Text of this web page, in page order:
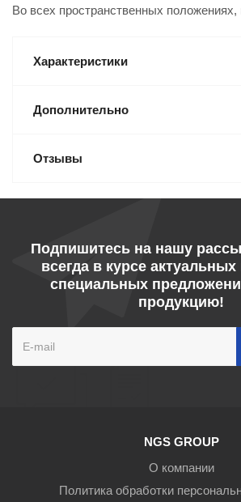
Во всех пространственных положениях,
Характеристики
Дополнительно
Отзывы
Подпишитесь на нашу
всегда в курсе
специальных
продукцию!
NGS GROUP
О компании
Политика обработки